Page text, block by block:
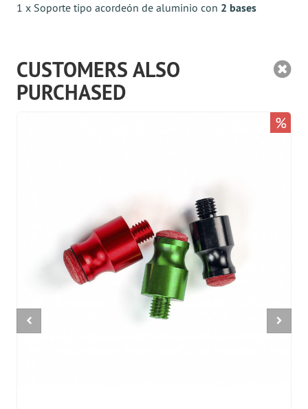
1 x Soporte tipo acordeón de aluminio con 2 bases
CUSTOMERS ALSO
PURCHASED
%